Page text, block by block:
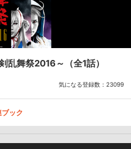
乱舞祭2016～ （全1話）
気になる登録数： 23099
ブック